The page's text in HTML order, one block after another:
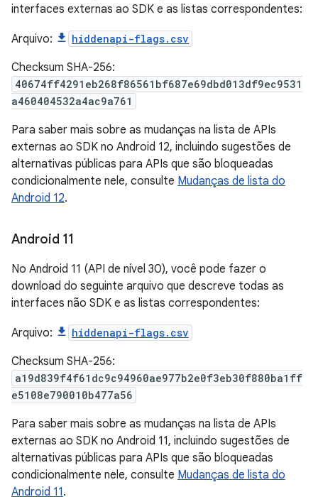
interfaces externas ao SDK e as listas correspondentes:
Arquivo: hiddenapi-flags.csv
Checksum SHA-256:
40674ff4291eb268f86561bf687e69dbd013df9ec9531
a460404532a4ac9a761
Para saber mais sobre as mudanças na lista de APIs
externas ao SDK no Android 12, incluindo sugestões de
alternativas públicas para APIs que são bloqueadas
condicionalmente nele, consulte Mudanças de lista do
Android 12.
Android 11
No Android 11 (API de nível 30), você pode fazer o
download do seguinte arquivo que descreve todas as
interfaces não SDK e as listas correspondentes:
Arquivo: hiddenapi-flags.csv
Checksum SHA-256:
a19d839f4f61dc9c94960ae977b2e0f3eb30f880ba1ff
e5108e790010b477a56
Para saber mais sobre as mudanças na lista de APIs
externas ao SDK no Android 11, incluindo sugestões de
alternativas públicas para APIs que são bloqueadas
condicionalmente nele, consulte Mudanças de lista do
Android 11.